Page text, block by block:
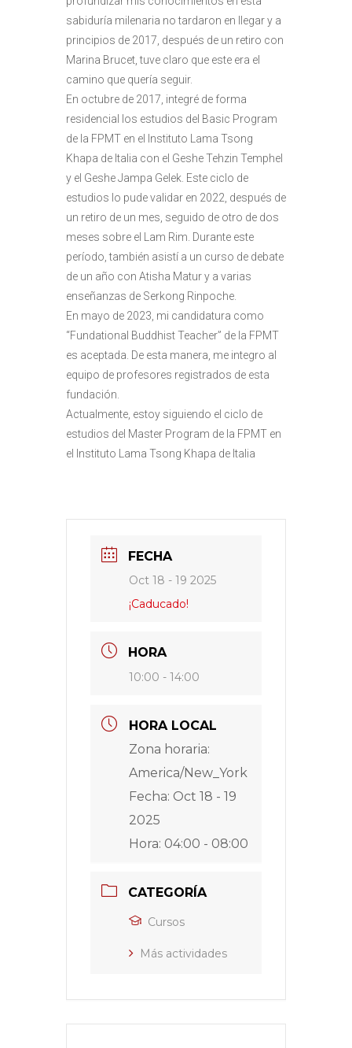
sabiduría milenaria no tardaron en llegar y a
principios de 2017, después de un retiro con
Marina Brucet, tuve claro que este era el
camino que quería seguir.
En octubre de 2017, integré de forma
residencial los estudios del Basic Program
de la FPMT en el Instituto Lama Tsong
Khapa de Italia con el Geshe Tehzin Temphel
y el Geshe Jampa Gelek. Este ciclo de
estudios lo pude validar en 2022, después de
un retiro de un mes, seguido de otro de dos
meses sobre el Lam Rim. Durante este
período, también asistí a un curso de debate
de un año con Atisha Matur y a varias
enseñanzas de Serkong Rinpoche.
En mayo de 2023, mi candidatura como
“Fundational Buddhist Teacher” de la FPMT
es aceptada. De esta manera, me integro al
equipo de profesores registrados de esta
fundación.
Actualmente, estoy siguiendo el ciclo de
estudios del Master Program de la FPMT en
el Instituto Lama Tsong Khapa de Italia
FECHA
Oct 18 - 19 2025
¡Caducado!
HORA
10:00 - 14:00
HORA LOCAL
Zona horaria:
America/New_York
Fecha: Oct 18 - 19
2025
Hora: 04:00 - 08:00
CATEGORÍA
Cursos
Más actividades